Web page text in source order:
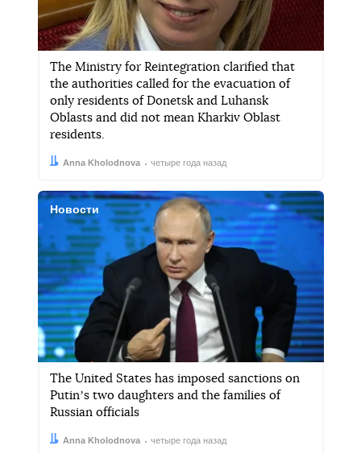
The Ministry for Reintegration clarified that
the authorities called for the evacuation of
only residents of Donetsk and Luhansk
Oblasts and did not mean Kharkiv Oblast
residents.
Автор:
Anna Kholodnova
Дата: четыре года назад
Новости
The United States has imposed sanctions on
Putinʼs two daughters and the families of
Russian officials
Автор:
Anna Kholodnova
Дата: четыре года назад